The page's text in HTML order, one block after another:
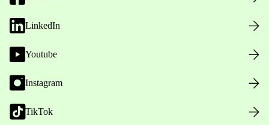
LinkedIn
Youtube
Instagram
TikTok